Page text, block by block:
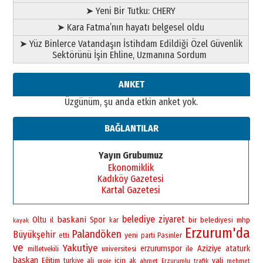
➤ Yeni Bir Tutku: CHERY
➤ Kara Fatma’nın hayatı belgesel oldu
➤ Yüz Binlerce Vatandaşın İstihdam Edildiği Özel Güvenlik
Sektörünü İşin Ehline, Uzmanına Sordum
ANKET
Üzgünüm, şu anda etkin anket yok.
BAĞLANTILAR
Yayın Grubumuz
Ekonomiklik
Kadıköy Gazetesi
Kartal Gazetesi
kayak Oltu il baskani Spor kar belediye ziyaret bir belediyesi mhp
Büyükşehir etti Palandöken yeni parti Pasinler Erzurum'da
ve milletvekili Yakutiye universitesi erzurumspor ile Aziziye ataturk
baskan Eğitim turkiye ali proje icin ak ahmet Erzurumlu trafik vali mehmet